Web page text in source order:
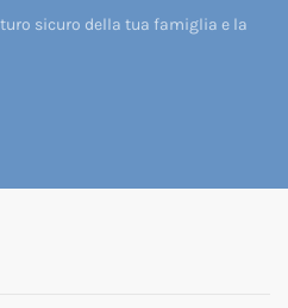
sicuro della tua famiglia e la